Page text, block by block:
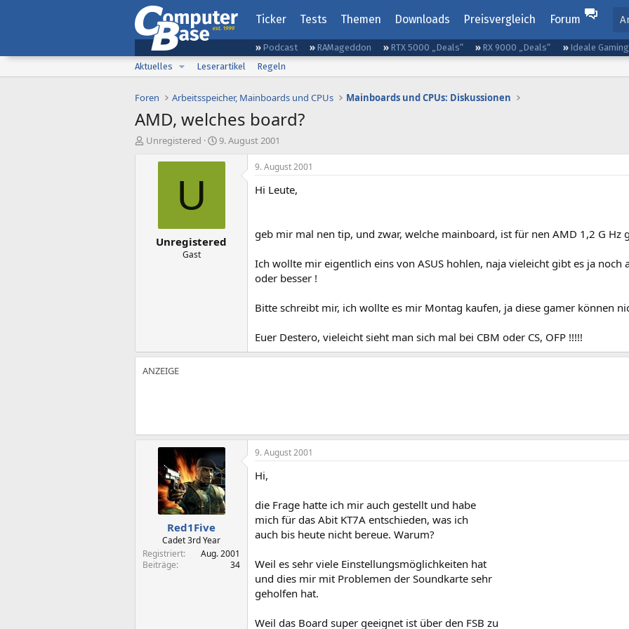
Ticker Tests Themen Downloads Preisvergleich Forum
Podcast RAMageddon RTX 5000 „Deals“ RX 9000 „Deals“
Ideale
Aktuelles
Leserartikel Regeln
Foren Arbeitsspeicher, Mainboards und CPUs Mainboards und CPUs: Diskussionen
AMD, welches board?
EUnregistered
E
s
t
a
9. August 2001
U
Unregistered
Gast
9. August 2001
Hi Leute,
geb mir mal nen tip, und zwar, welche mainboard, ist für nen AMD 1,2 G Hz
Ich wollte mir eigentlich eins von ASUS hohlen, naja vieleicht gibt es ja noch
oder besser !
Bitte schreibt mir, ich wollte es mir Montag kaufen, ja diese gamer können
Euer Destero, vieleicht sieht man sich mal bei CBM oder CS, OFP !!!!!
Red1Five
Cadet 3rd Year
Registriert
Aug. 2001
Beiträge
34
9. August 2001
Hi,
die Frage hatte ich mir auch gestellt und habe
mich für das Abit KT7A entschieden, was ich
auch bis heute nicht bereue. Warum?
Weil es sehr viele Einstellungsmöglichkeiten hat
und dies mir mit Problemen der Soundkarte sehr
geholfen hat.
Weil das Board super geeignet ist über den FSB zu